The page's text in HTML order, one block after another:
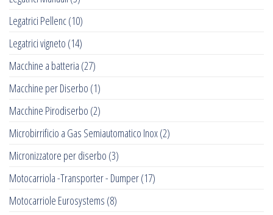
Legatrici Pellenc(10)
Legatrici vigneto (14)
Macchine a batteria (27)
Macchine per Diserbo (1)
Macchine Pirodiserbo (2)
Microbirrificio a Gas Semiautomatico Inox(2)
Micronizzatore per diserbo (3)
Motocarriola -Transporter - Dumper(17)
Motocarriole Eurosystems (8)